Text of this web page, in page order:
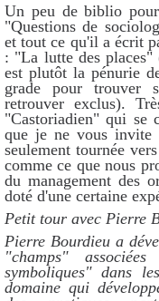
Un peu de biblio
"Questions de
et tout ce qu'il a écrit
: "La lutte des
est plutôt la pénurie
grade pour trouver
retrouver exclus).
"Castoriadien" qui se
que je ne vous invite
seulement tournée
comme ce que nous
du management des
doté d'une certaine
Petit tour avec Pierre
Pierre Bourdieu a
"champs"
symboliques" dans
domaine qui